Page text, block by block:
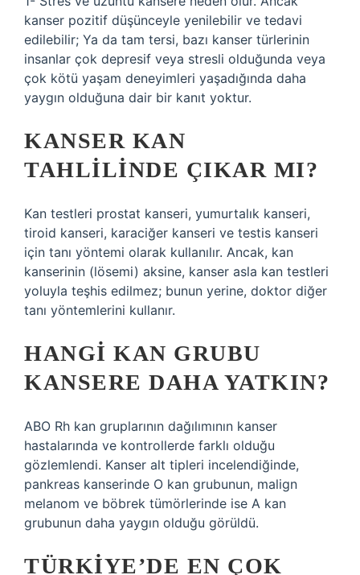
kanser pozitif düşünceyle yenilebilir ve tedavi
edilebilir; Ya da tam tersi, bazı kanser türlerinin
insanlar çok depresif veya stresli olduğunda veya
çok kötü yaşam deneyimleri yaşadığında daha
yaygın olduğuna dair bir kanıt yoktur.
KANSER KAN
TAHLILINDE ÇIKAR MI?
Kan testleri prostat kanseri, yumurtalık kanseri,
tiroid kanseri, karaciğer kanseri ve testis kanseri
için tanı yöntemi olarak kullanılır. Ancak, kan
kanserinin (lösemi) aksine, kanser asla kan testleri
yoluyla teşhis edilmez; bunun yerine, doktor diğer
tanı yöntemlerini kullanır.
HANGI KAN GRUBU
KANSERE DAHA YATKIN?
ABO Rh kan gruplarının dağılımının kanser
hastalarında ve kontrollerde farklı olduğu
gözlemlendi. Kanser alt tipleri incelendiğinde,
pankreas kanserinde O kan grubunun, malign
melanom ve böbrek tümörlerinde ise A kan
grubunun daha yaygın olduğu görüldü.
TÜRKIYE’DE EN ÇOK